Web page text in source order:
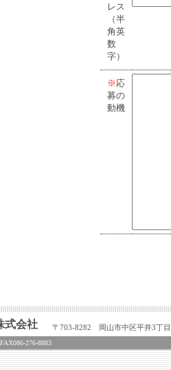
レス
（半
角英
数
字）
※ 応
募の
動機
式会社 〒703-8282 岡山市中区平井3丁
FAX086-276-8883